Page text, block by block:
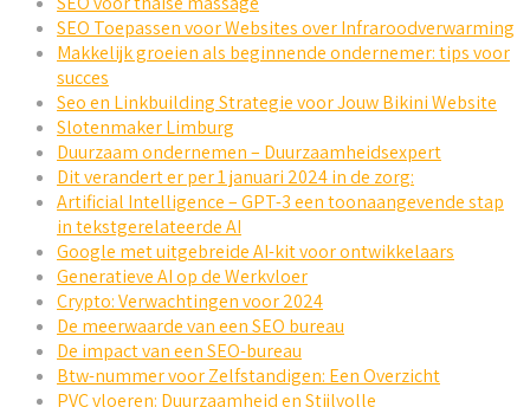
SEO Toepassen voor Websites over Infraroodverwarming
Makkelijk groeien als beginnende ondernemer: tips voor
succes
Seo en Linkbuilding Strategie voor Jouw Bikini Website
Slotenmaker Limburg
Duurzaam ondernemen – Duurzaamheidsexpert
Dit verandert er per 1 januari 2024 in de zorg:
Artificial Intelligence – GPT-3 een toonaangevende stap
in tekstgerelateerde AI
Google met uitgebreide AI-kit voor ontwikkelaars
Generatieve AI op de Werkvloer
Crypto: Verwachtingen voor 2024
De meerwaarde van een SEO bureau
De impact van een SEO-bureau
Btw-nummer voor Zelfstandigen: Een Overzicht
PVC vloeren: Duurzaamheid en Stijlvolle